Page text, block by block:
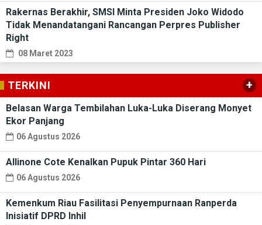
Rakernas Berakhir, SMSI Minta Presiden Joko Widodo
Tidak Menandatangani Rancangan Perpres Publisher
Right
08 Maret 2023
TERKINI +
Belasan Warga Tembilahan Luka-Luka Diserang Monyet
Ekor Panjang
06 Agustus 2026
Allinone Cote Kenalkan Pupuk Pintar 360 Hari
06 Agustus 2026
Kemenkum Riau Fasilitasi Penyempurnaan Ranperda
Inisiatif DPRD Inhil